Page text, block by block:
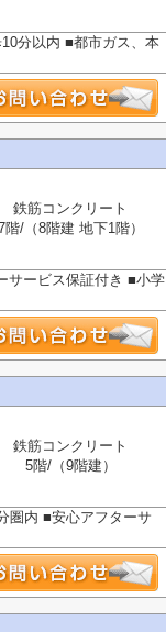
分以内 ■都市ガス、本
鉄筋コンクリート
階/（8階建 地下1階）
サービス保証付き ■小学
鉄筋コンクリート
5階/（9階建）
圏内 ■安心アフターサ